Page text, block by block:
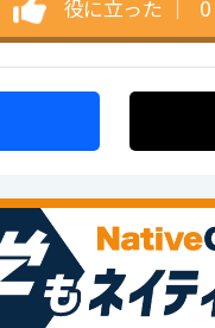
役に立った ｜ 0